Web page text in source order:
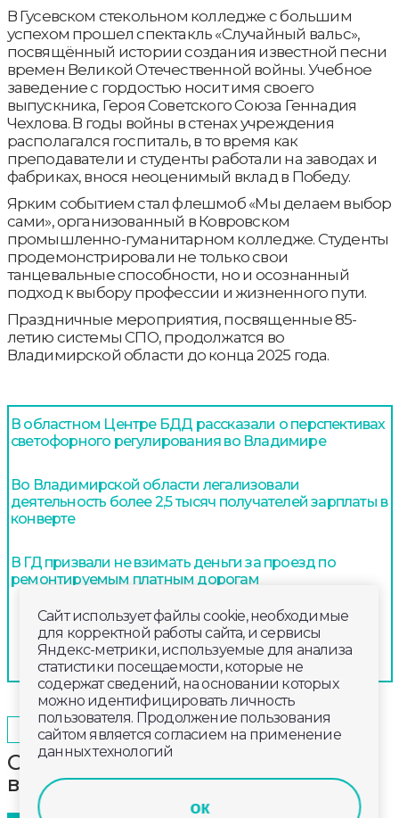
В Гусевском стекольном колледже с большим
успехом прошел спектакль «Случайный вальс»,
посвящённый истории создания известной песни
времен Великой Отечественной войны. Учебное
заведение с гордостью носит имя своего
выпускника, Героя Советского Союза Геннадия
Чехлова. В годы войны в стенах учреждения
располагался госпиталь, в то время как
преподаватели и студенты работали на заводах и
фабриках, внося неоценимый вклад в Победу.
Ярким событием стал флешмоб «Мы делаем выбор
сами», организованный в Ковровском
промышленно-гуманитарном колледже. Студенты
продемонстрировали не только свои
танцевальные способности, но и осознанный
подход к выбору профессии и жизненного пути.
Праздничные мероприятия, посвященные 85-
летию системы СПО, продолжатся во
Владимирской области до конца 2025 года.
В областном Центре БДД рассказали о перспективах
светофорного регулирования во Владимире
Во Владимирской области легализовали
деятельность более 2,5 тысяч получателей зарплаты в
конверте
В ГД призвали не взимать деньги за проезд по
ремонтируемым платным дорогам
ОБЩЕСТВО 2025-05-25 10:00
Студенческая семья из ВлГУ
выступила в Совете Федерации
Сайт использует файлы cookie, необходимые
для корректной работы сайта, и сервисы
Яндекс-метрики, используемые для анализа
статистики посещаемости, которые не
содержат сведений, на основании которых
можно идентифицировать личность
пользователя. Продолжение пользования
сайтом является согласием на применение
данных технологий
ок